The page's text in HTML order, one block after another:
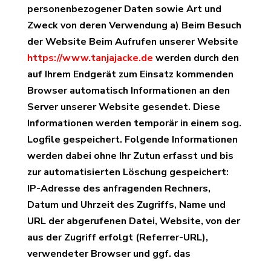
personenbezogener Daten sowie Art und
Zweck von deren Verwendung a) Beim Besuch
der Website Beim Aufrufen unserer Website
https://www.tanjajacke.de werden durch den
auf Ihrem Endgerät zum Einsatz kommenden
Browser automatisch Informationen an den
Server unserer Website gesendet. Diese
Informationen werden temporär in einem sog.
Logfile gespeichert. Folgende Informationen
werden dabei ohne Ihr Zutun erfasst und bis
zur automatisierten Löschung gespeichert:
IP-Adresse des anfragenden Rechners,
Datum und Uhrzeit des Zugriffs, Name und
URL der abgerufenen Datei, Website, von der
aus der Zugriff erfolgt (Referrer-URL),
verwendeter Browser und ggf. das